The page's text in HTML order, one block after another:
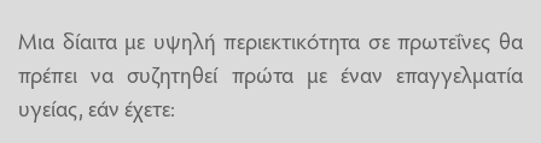
Μια δίαιτα με υψηλή περιεκτικότητα σε πρωτεΐνες θα
πρέπει να συζητηθεί πρώτα με έναν επαγγελματία
υγείας, εάν έχετε: